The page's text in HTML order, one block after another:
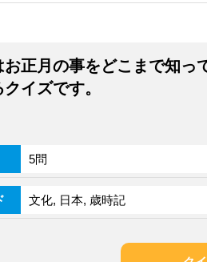
お正月の事をどこまで知っ
イズです。
5問
文化, 日本, 歳時記